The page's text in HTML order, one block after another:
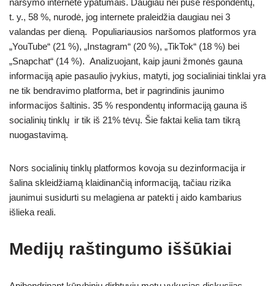
t. y., 58 %, nurodė, jog internete praleidžia daugiau nei 3
valandas per dieną. Populiariausios naršomos platformos yra
„YouTube“ (21 %), „Instagram“ (20 %), „TikTok“ (18 %) bei
„Snapchat“ (14 %). Analizuojant, kaip jauni žmonės gauna
informaciją apie pasaulio įvykius, matyti, jog socialiniai tinklai yra
ne tik bendravimo platforma, bet ir pagrindinis jaunimo
informacijos šaltinis. 35 % respondentų informaciją gauna iš
socialinių tinklų ir tik iš 21% tėvų. Šie faktai kelia tam tikrą
nuogastavimą.
Nors socialinių tinklų platformos kovoja su dezinformacija ir
šalina skleidžiamą klaidinančią informaciją, tačiau rizika
jaunimui susidurti su melagiena ar patekti į aido kambarius
išlieka reali.
Medijų raštingumo iššūkiai